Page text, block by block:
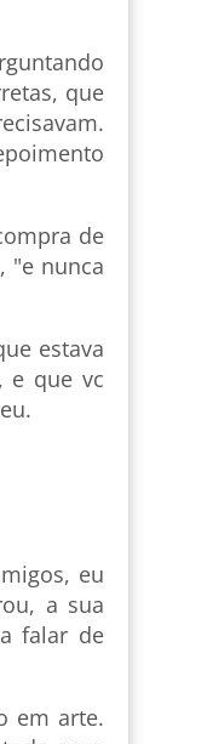
que
de
"e nunca
estava
e que vc
eu
a sua
falar de
em arte.